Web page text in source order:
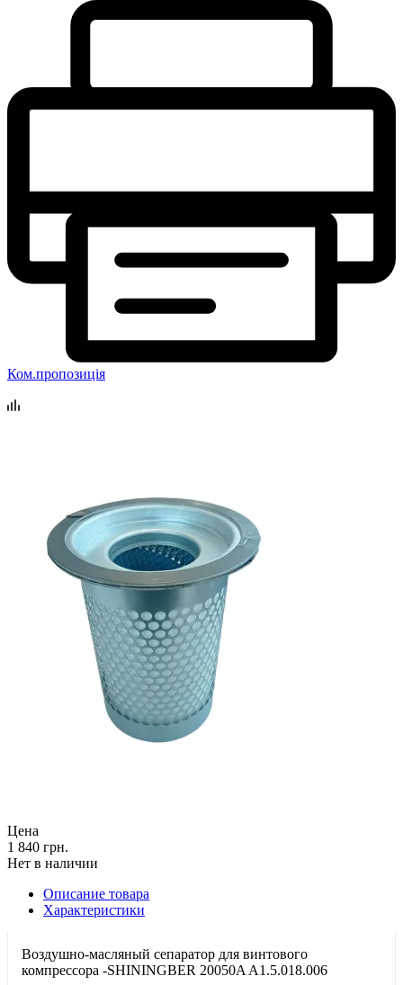
Ком.пропозиція
Цена
1 840 грн.
Нет в наличии
Описание товара
Характеристики
Воздушно-масляный сепаратор для винтового
компрессора -SHININGBER 20050A A1.5.018.006